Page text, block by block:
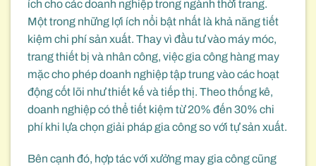
ích cho các doanh nghiệp trong ngành thời trang.
Một trong những lợi ích nổi bật nhất là khả năng tiết
kiệm chi phí sản xuất. Thay vì đầu tư vào máy móc,
trang thiết bị và nhân công, việc gia công hàng may
mặc cho phép doanh nghiệp tập trung vào các hoạt
động cốt lõi như thiết kế và tiếp thị. Theo thống kê,
doanh nghiệp có thể tiết kiệm từ 20% đến 30% chi
phí khi lựa chọn giải pháp gia công so với tự sản xuất.
Bên cạnh đó, hợp tác với xưởng may gia công cũng